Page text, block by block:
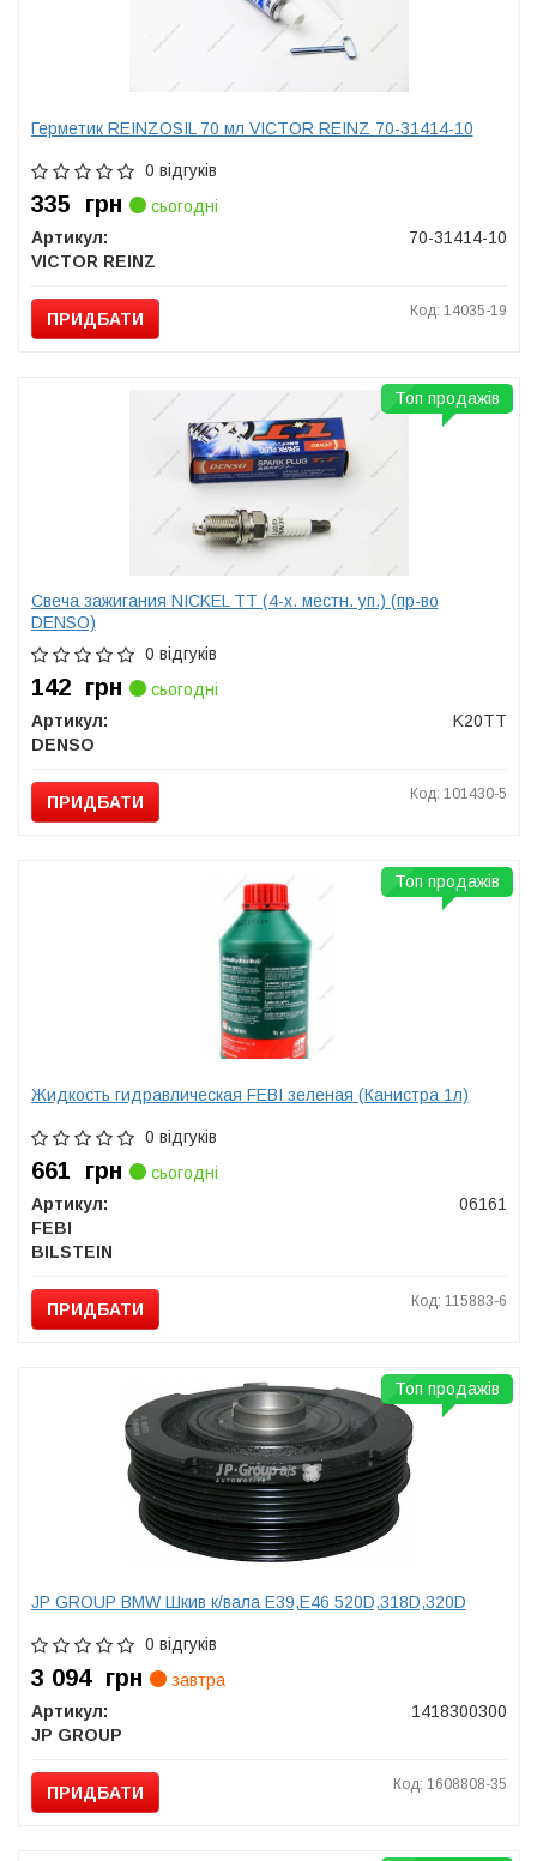
Герметик REINZOSIL 70 мл VICTOR REINZ 70-31414-10
0 відгуків
335 грн
сьогодні
Артикул:
70-31414-10
VICTOR REINZ
ПРИДБАТИ Код: 14035-19
Свеча зажигания NICKEL TT (4-х. местн. уп.) (пр-во
DENSO)
0 відгуків
142 грн
сьогодні
Артикул:
K20TT
DENSO
ПРИДБАТИ Код: 101430-5
Топ продажів
Жидкость гидравлическая FEBI зеленая (Канистра 1л)
0 відгуків
661 грн
сьогодні
Артикул:
06161
FEBI
BILSTEIN
ПРИДБАТИ Код: 115883-6
Топ продажів
JP GROUP BMW Шкив к/вала E39,E46 520D,318D,320D
0 відгуків
3 094 грн
завтра
Артикул:
1418300300
JP GROUP
ПРИДБАТИ Код: 1608808-35
Топ продажів